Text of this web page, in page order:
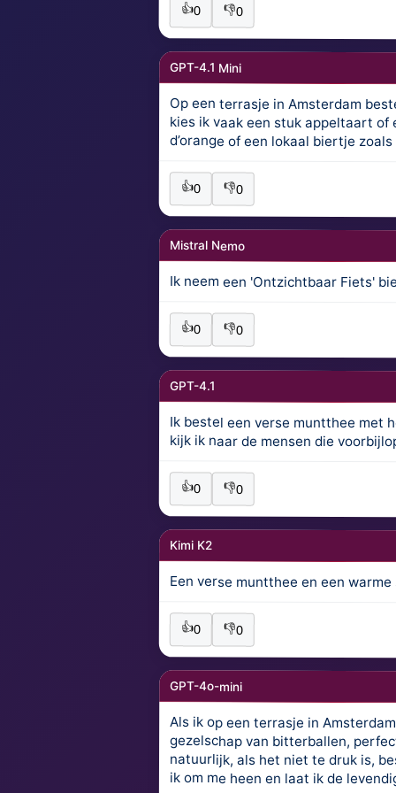
👍0 👎0
GPT-4.1 Mini
Op een terrasje in Amsterdam
kies ik vaak een stuk appeltaart
d’orange of een lokaal biertje
👍0 👎0
Mistral Nemo
Ik neem een 'Ontzichtbaar Fiets'
👍0 👎0
GPT-4.1
Ik bestel een verse muntthee met
kijk ik naar de mensen die
👍0 👎0
Kimi K2
Een verse muntthee en een
👍0 👎0
GPT-4o-mini
Als ik op een terrasje in
gezelschap van bitterballen, perfect
natuurlijk, als het niet te druk is,
ik om me heen en laat ik de